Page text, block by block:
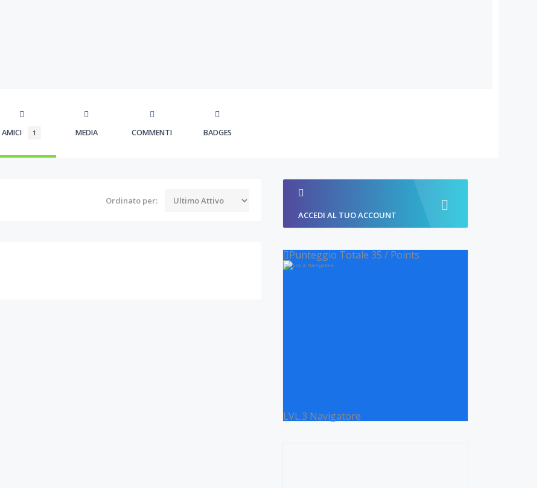
AMICI 1 MEDIA COMMENTI BADGES
Ordinato per:
ACCEDI AL TUO ACCOUNT
Punteggio Totale 35 / Points
LVL.3 Navigatore